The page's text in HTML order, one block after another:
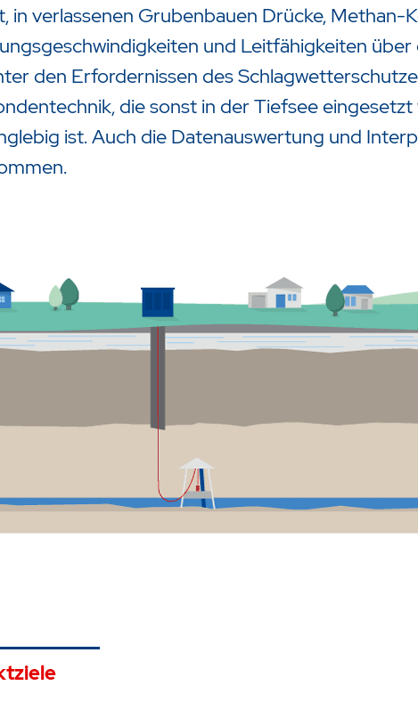
in verlassenen Grubenbauen Drücke, Methan-
und Leitfähigkeiten
den Erfordernissen des
die sonst in der Tiefsee
ist. Auch die Datenauswertung und